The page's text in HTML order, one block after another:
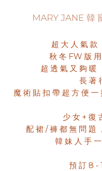
MARY JANE 韓
超 大 人 氣 款
秋 冬 FW 版
超 透 氣 又 夠 暖
長 著
魔 術 貼 扣 帶 超 方 便
少 女 + 復
配 裙 / 褲 都 無 問 題
韓 妹 人 手
預 訂 8 -